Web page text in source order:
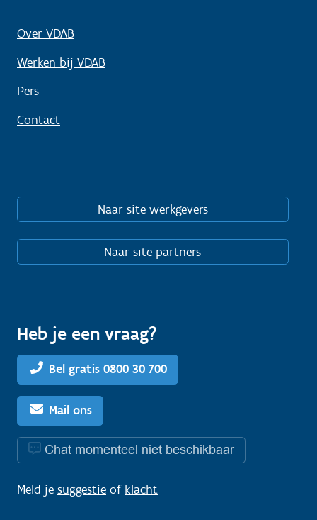
Over VDAB
Werken bij VDAB
Pers
Contact
Naar site werkgevers
Naar site partners
Heb je een vraag?
Bel gratis 0800 30 700
Mail ons
Chat momenteel niet beschikbaar
Meld je suggestie of klacht